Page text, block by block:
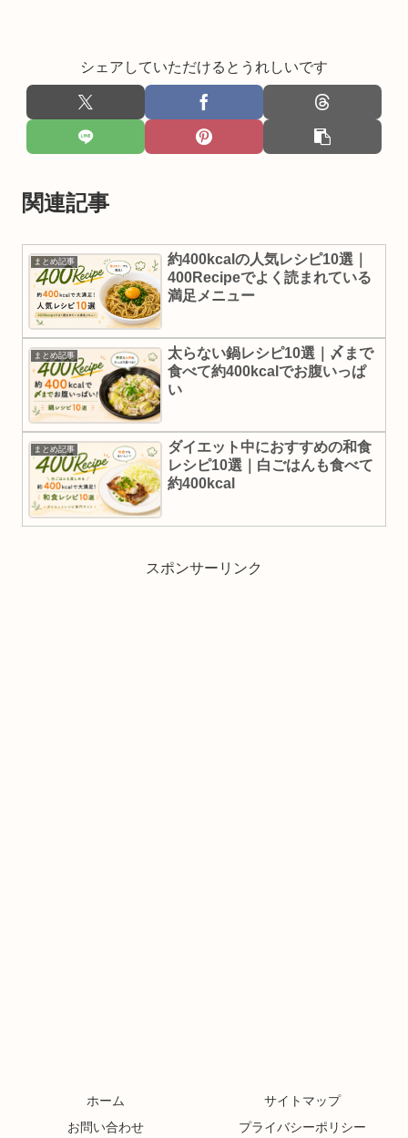
シェアしていただけるとうれしいです
関連記事
まとめ記事
約400kcalの人気レシピ10選｜
400Recipeでよく読まれている
満足メニュー
まとめ記事
太らない鍋レシピ10選｜〆まで
食べて約400kcalでお腹いっぱ
い
まとめ記事
ダイエット中におすすめの和食
レシピ10選｜白ごはんも食べて
約400kcal
スポンサーリンク
ホーム
サイトマップ
お問い合わせ
プライバシーポリシー